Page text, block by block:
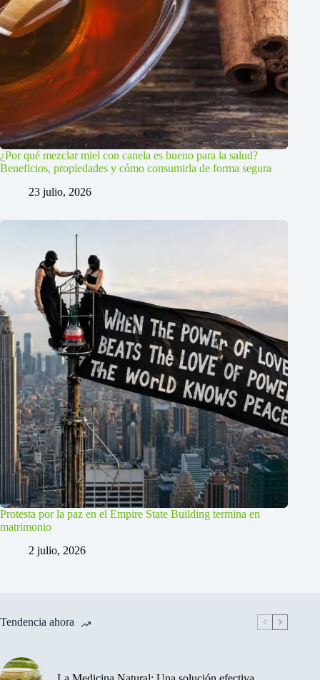
¿Por qué mezclar miel con canela es bueno para la salud?
Beneficios, propiedades y cómo consumirla de forma segura
23 julio, 2026
Protesta por la paz en el Empire State Building termina en
matrimonio
2 julio, 2026
Tendencia ahora